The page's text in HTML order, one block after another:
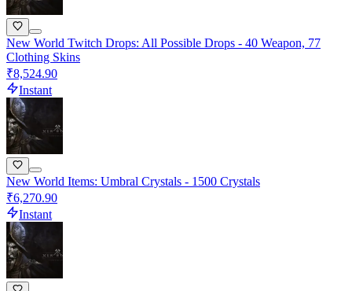
New World Twitch Drops: All Possible Drops - 40 Weapon, 77
Clothing Skins
₹8,524.90
Instant
New World Items: Umbral Crystals - 1500 Crystals
₹6,270.90
Instant